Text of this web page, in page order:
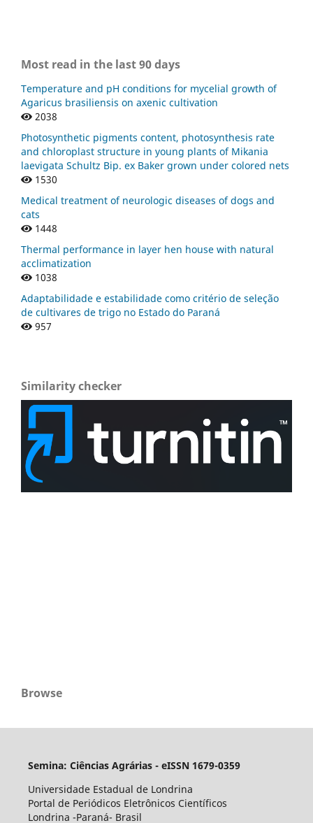
Most read in the last 90 days
Temperature and pH conditions for mycelial growth of
Agaricus brasiliensis on axenic cultivation
2038
Photosynthetic pigments content, photosynthesis rate
and chloroplast structure in young plants of Mikania
laevigata Schultz Bip. ex Baker grown under colored nets
1530
Medical treatment of neurologic diseases of dogs and
cats
1448
Thermal performance in layer hen house with natural
acclimatization
1038
Adaptabilidade e estabilidade como critério de seleção
de cultivares de trigo no Estado do Paraná
957
Similarity checker
Browse
Semina: Ciências Agrárias - eISSN 1679-0359
Universidade Estadual de Londrina
Portal de Periódicos Eletrônicos Científicos
Londrina -Paraná- Brasil